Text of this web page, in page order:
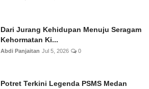
Dari Jurang Kehidupan Menuju Seragam
Kehormatan Ki...
Abdi Panjaitan Jul 5, 2026 0
Potret Terkini Legenda PSMS Medan